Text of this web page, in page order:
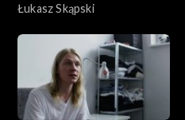
Łukasz Skąpski